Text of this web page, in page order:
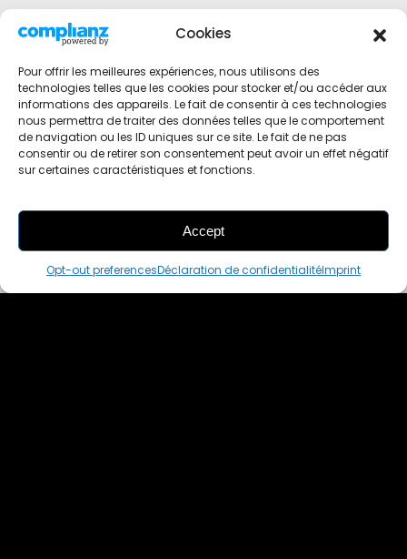
Cookies
Pour offrir les meilleures expériences, nous utilisons des
technologies telles que les cookies pour stocker et/ou accéder aux
informations des appareils. Le fait de consentir à ces technologies
nous permettra de traiter des données telles que le comportement
de navigation ou les ID uniques sur ce site. Le fait de ne pas
consentir ou de retirer son consentement peut avoir un effet négatif
sur certaines caractéristiques et fonctions.
Accept
Opt-out preferencesDéclaration de confidentialitéImprint
THIS PAIR IS
ALREADY SOLD OUT